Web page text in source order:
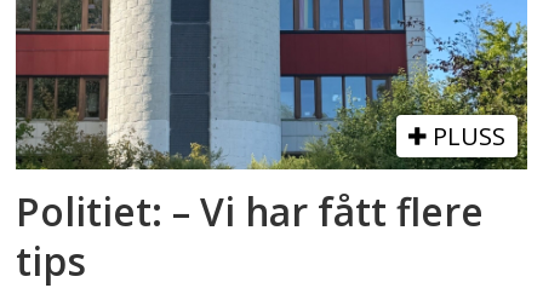
PLUSS
Politiet: – Vi har fått flere
tips